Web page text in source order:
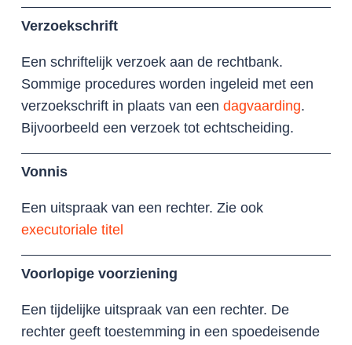
Verzoekschrift
Een schriftelijk verzoek aan de rechtbank.
Sommige procedures worden ingeleid met een
verzoekschrift in plaats van een dagvaarding.
Bijvoorbeeld een verzoek tot echtscheiding.
Vonnis
Een uitspraak van een rechter. Zie ook
executoriale titel
Voorlopige voorziening
Een tijdelijke uitspraak van een rechter. De
rechter geeft toestemming in een spoedeisende